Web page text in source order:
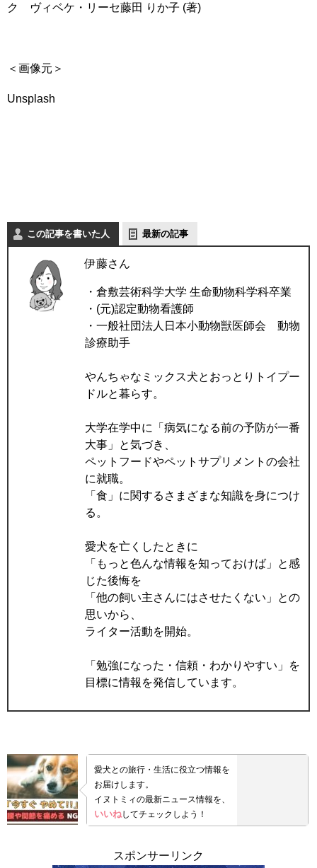
ク ヴィベケ・リーセ藤田 りか子 (著)
＜画像元＞
Unsplash
この記事を書いた人 最新の記事
伊藤さん
・倉敷芸術科学大学 生命動物科学科卒業
・(元)認定動物看護師
・一般社団法人日本小動物獣医師会 動物
診療助手
やんちゃなミックス犬とおっとりトイプー
ドルと暮らす。
大学在学中に「病気になる前の予防が一番
大事」と気づき、
ペットフードやペットサプリメントの会社
に就職。
「食」に関するさまざまな知識を身につけ
る。
愛犬を亡くしたときに
「もっと色んな情報を知っておけば」と感
じた後悔を
「他の飼い主さんにはさせたくない」との
思いから、
ライター活動を開始。
「勉強になった・信頼・わかりやすい」を
目標に情報を発信しています。
愛犬との旅行・生活に役立つ情報を
お届けします。
イヌトミィの最新ニュース情報を、
いいねしてチェックしよう！
スポンサーリンク